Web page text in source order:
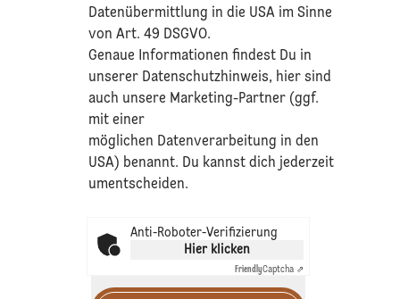
Datenübermittlung in die USA im Sinne
von Art. 49 DSGVO.​
​Genaue Informationen findest Du in
unserer Datenschutzhinweis, hier sind
auch unsere Marketing-Partner (ggf.
mit einer
möglichen Datenverarbeitung in den
USA) benannt. Du kannst dich jederzeit
umentscheiden.
Anti-Roboter-Verifizierung
Hier klicken
FriendlyCaptcha ⇗